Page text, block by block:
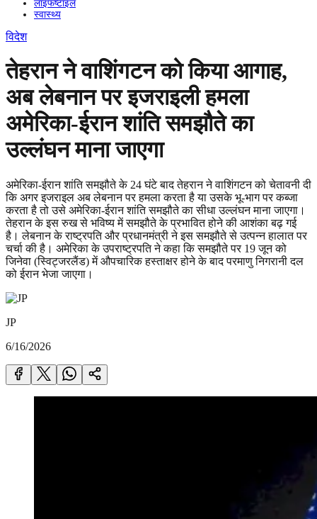
लाइफष्टाइल
स्वास्थ्य
विदेश
तेहरान ने वाशिंगटन को किया आगाह,
अब लेबनान पर इजराइली हमला
अमेरिका-ईरान शांति समझौते का
उल्लंघन माना जाएगा
अमेरिका-ईरान शांति समझौते के 24 घंटे बाद तेहरान ने वाशिंगटन को चेतावनी दी
कि अगर इजराइल अब लेबनान पर हमला करता है या उसके भू-भाग पर कब्जा
करता है तो उसे अमेरिका-ईरान शांति समझौते का सीधा उल्लंघन माना जाएगा।
तेहरान के इस रुख से भविष्य में समझौते के प्रभावित होने की आशंका बढ़ गई
है। लेबनान के राष्ट्रपति और प्रधानमंत्री ने इस समझौते से उत्पन्न हालात पर
चर्चा की है। अमेरिका के उपराष्ट्रपति ने कहा कि समझौते पर 19 जून को
जिनेवा (स्विट्जरलैंड) में औपचारिक हस्ताक्षर होने के बाद परमाणु निगरानी दल
को ईरान भेजा जाएगा।
JP
6/16/2026